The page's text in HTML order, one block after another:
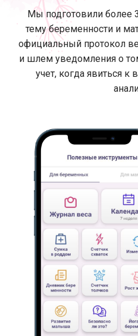
Мы подготовили более
тему беременности и
официальный протокол
и шлем уведомления о
учет, когда явиться к